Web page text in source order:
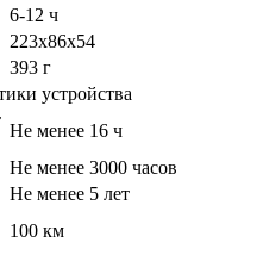
6-12 ч
223х86х54
393 г
устройства
Не менее 16 ч
Не менее 3000 часов
Не менее 5 лет
100 км